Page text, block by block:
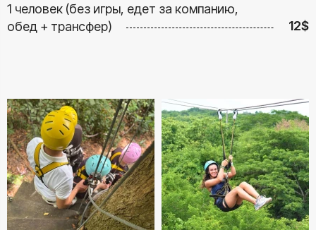
1 человек (без игры, едет за компанию,
обед + трансфер)
12$